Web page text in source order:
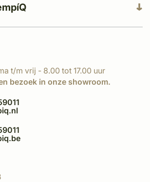
t/m vrij - 8.00 tot 17.00 uur
bezoek in onze showroom.